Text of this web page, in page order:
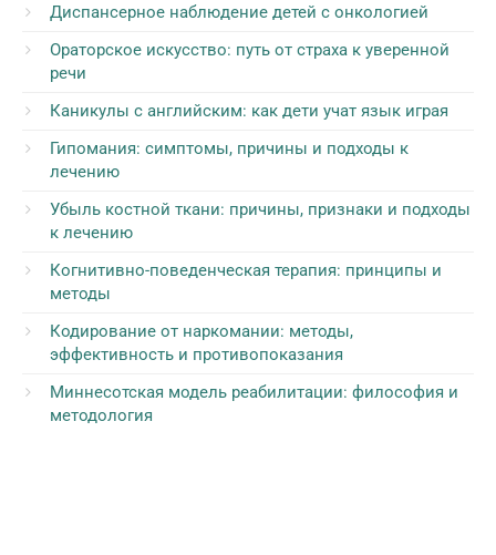
Диспансерное наблюдение детей с онкологией
Ораторское искусство: путь от страха к уверенной
речи
Каникулы с английским: как дети учат язык играя
Гипомания: симптомы, причины и подходы к
лечению
Убыль костной ткани: причины, признаки и подходы
к лечению
Когнитивно-поведенческая терапия: принципы и
методы
Кодирование от наркомании: методы,
эффективность и противопоказания
Миннесотская модель реабилитации: философия и
методология